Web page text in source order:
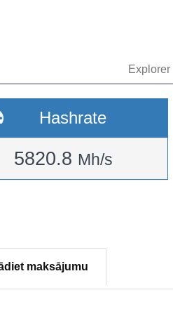
Explorer
Hashrate
5820.8 Mh/s
maksājumu